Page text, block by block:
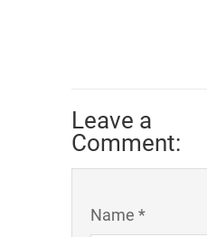
Leave a
Comment:
Name *